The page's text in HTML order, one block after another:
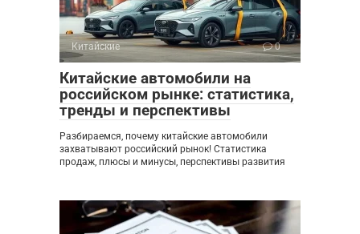
Китайские 0
Китайские автомобили на
российском рынке: статистика,
тренды и перспективы
Разбираемся, почему китайские автомобили
захватывают российский рынок! Статистика
продаж, плюсы и минусы, перспективы развития